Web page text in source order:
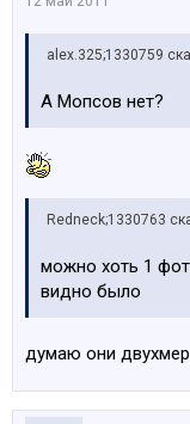
alex.325;1330759
А Мопсов нет?
Redneck;1330763
можно хоть 1
видно было
думаю они